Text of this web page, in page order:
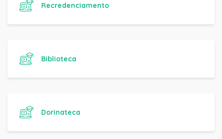
Recredenciamento
Biblioteca
Dorinateca